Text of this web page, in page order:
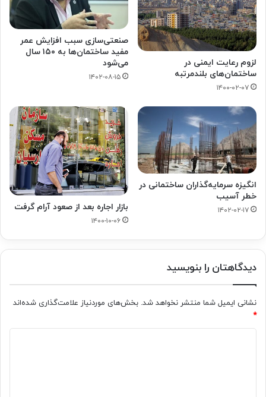
لزوم رعایت ایمنی در
ساختمان‌های بلندمرتبه
۱۴۰۰-۰۲-۰۷
صنعتی‌سازی سبب افزایش عمر
مفید ساختمان‌ها به ۱۵۰ سال
می‌شود
۱۴۰۲-۰۸-۱۵
انگیزه سرمایه‌گذاران ساختمانی در
خطر آسیب
۱۴۰۲-۰۲-۱۷ بازار اجاره بعد از صعود آرام گرفت
۱۴۰۰-۱۰-۰۶
دیدگاهتان را بنویسید
نشانی ایمیل شما منتشر نخواهد شد. بخش‌های موردنیاز علامت‌گذاری شده‌اند
*